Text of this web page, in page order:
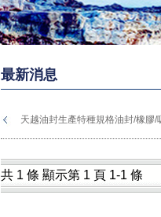
最新消息
天越油封生產特種規格油封/橡膠
共 1 條 顯示第 1 頁 1-1 條